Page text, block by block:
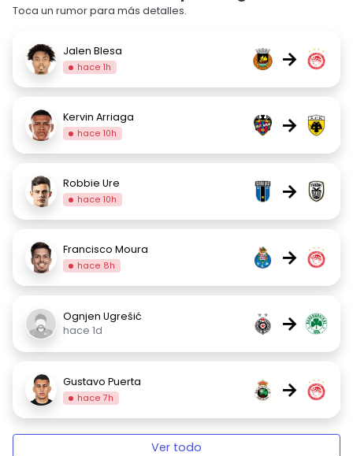
Toca un rumor para más detalles.
Jalen Blesa
hace 1h →
Kervin Arriaga
hace 10h →
Robbie Ure
hace 10h →
Francisco Moura
hace 8h →
Ognjen Ugrešić
hace 1d
→
Gustavo Puerta
hace 7h →
Ver todo